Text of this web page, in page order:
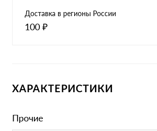
Доставка в регионы России
100 ₽
ХАРАКТЕРИСТИКИ
Прочие